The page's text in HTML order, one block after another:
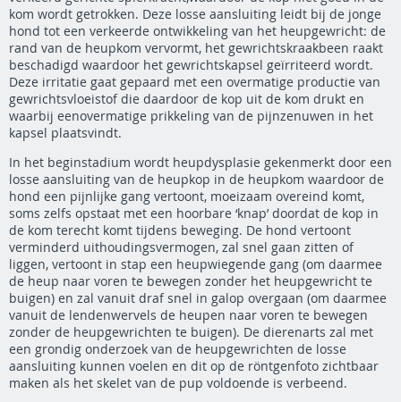
kom wordt getrokken. Deze losse aansluiting leidt bij de jonge
hond tot een verkeerde ontwikkeling van het heupgewricht: de
rand van de heupkom vervormt, het gewrichtskraakbeen raakt
beschadigd waardoor het gewrichtskapsel geïrriteerd wordt.
Deze irritatie gaat gepaard met een overmatige productie van
gewrichtsvloeistof die daardoor de kop uit de kom drukt en
waarbij eenovermatige prikkeling van de pijnzenuwen in het
kapsel plaatsvindt.
In het beginstadium wordt heupdysplasie gekenmerkt door een
losse aansluiting van de heupkop in de heupkom waardoor de
hond een pijnlijke gang vertoont, moeizaam overeind komt,
soms zelfs opstaat met een hoorbare ‘knap’ doordat de kop in
de kom terecht komt tijdens beweging. De hond vertoont
verminderd uithoudingsvermogen, zal snel gaan zitten of
liggen, vertoont in stap een heupwiegende gang (om daarmee
de heup naar voren te bewegen zonder het heupgewricht te
buigen) en zal vanuit draf snel in galop overgaan (om daarmee
vanuit de lendenwervels de heupen naar voren te bewegen
zonder de heupgewrichten te buigen). De dierenarts zal met
een grondig onderzoek van de heupgewrichten de losse
aansluiting kunnen voelen en dit op de röntgenfoto zichtbaar
maken als het skelet van de pup voldoende is verbeend.